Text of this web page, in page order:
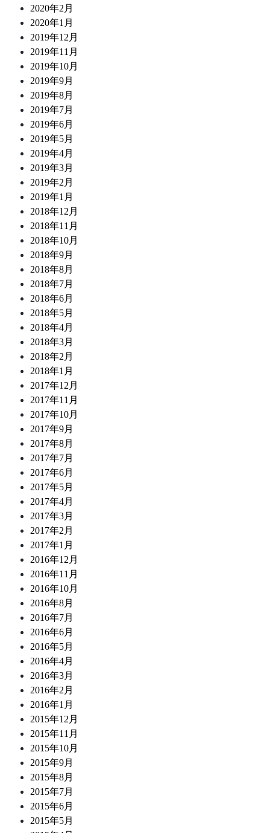
2020年2月
2020年1月
2019年12月
2019年11月
2019年10月
2019年9月
2019年8月
2019年7月
2019年6月
2019年5月
2019年4月
2019年3月
2019年2月
2019年1月
2018年12月
2018年11月
2018年10月
2018年9月
2018年8月
2018年7月
2018年6月
2018年5月
2018年4月
2018年3月
2018年2月
2018年1月
2017年12月
2017年11月
2017年10月
2017年9月
2017年8月
2017年7月
2017年6月
2017年5月
2017年4月
2017年3月
2017年2月
2017年1月
2016年12月
2016年11月
2016年10月
2016年8月
2016年7月
2016年6月
2016年5月
2016年4月
2016年3月
2016年2月
2016年1月
2015年12月
2015年11月
2015年10月
2015年9月
2015年8月
2015年7月
2015年6月
2015年5月